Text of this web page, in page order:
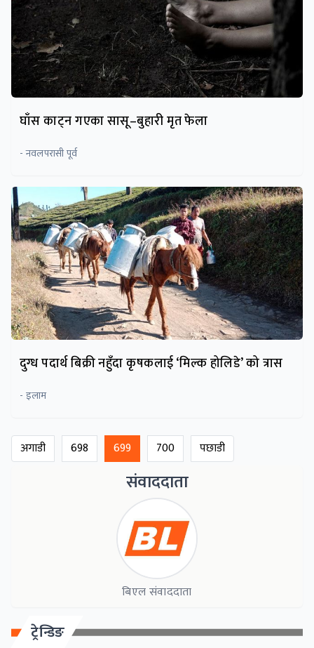
घाँस काट्न गएका सासू–बुहारी मृत फेला
- नवलपरासी पूर्व
दुग्ध पदार्थ बिक्री नहुँदा कृषकलाई ‘मिल्क होलिडे’ को त्रास
- इलाम
अगाडी 698 699 700 पछाडी
संवाददाता
बिएल संवाददाता
ट्रेन्डिङ